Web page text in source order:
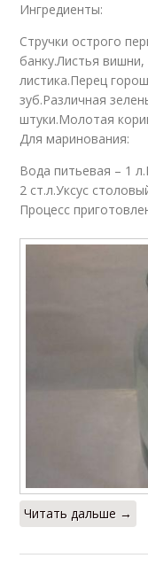
Ингредиенты:
Стручки острого
банку.Листья
листика.Перец
зуб.Различная
штуки.Молотая
Для маринования:
Вода питьевая – 1
2 ст.л.Уксус
Процесс
Читать дальше →